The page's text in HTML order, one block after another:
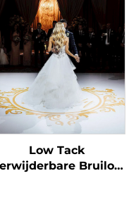
reclamemateriaal
Low Tack
Bruiloft